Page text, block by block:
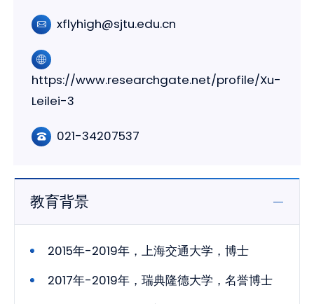
xflyhigh@sjtu.edu.cn
https://www.researchgate.net/profile/Xu-
Leilei-3
021-34207537
教育背景
2015年-2019年，上海交通大学，博士
2017年-2019年，瑞典隆德大学，名誉博士